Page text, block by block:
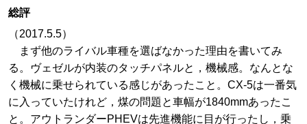
総評
（2017.5.5）
まず他のライバル車種を選ばなかった理由を書いてみ
る。ヴェゼルが内装のタッチパネルと，機械感。なんとな
く機械に乗せられている感じがあったこと。CX-5は一番気
に入っていたけれど，煤の問題と車幅が1840mmあったこ
と。アウトランダーPHEVは先進機能に目が行ったし，乗